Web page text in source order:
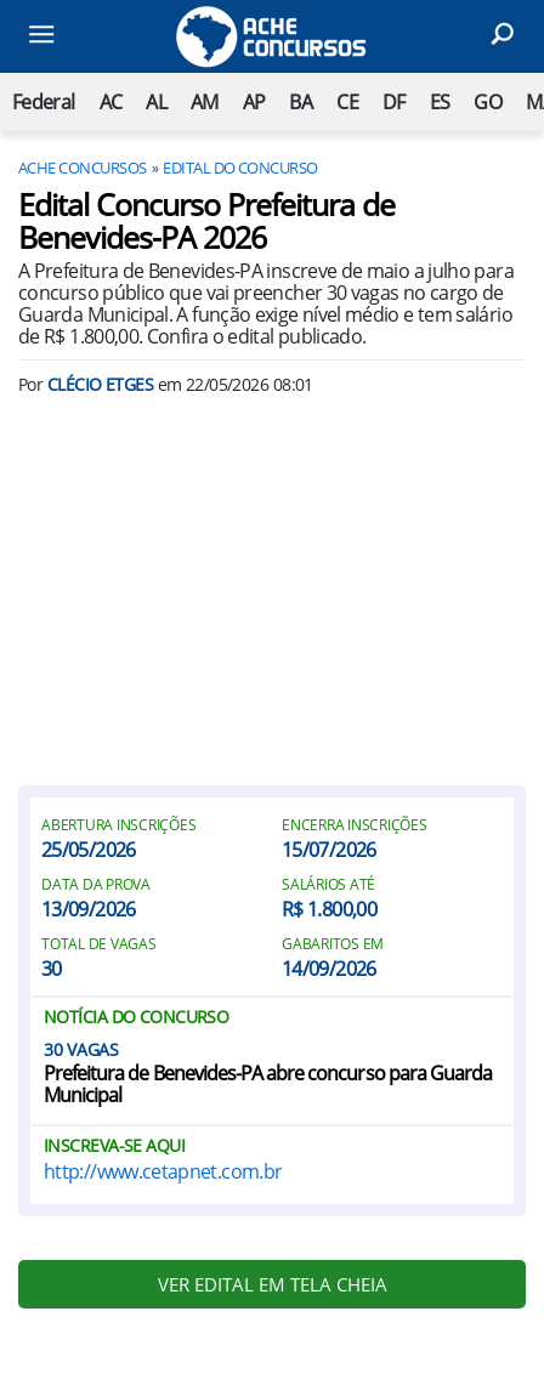
Federal AC AL AM AP BA CE DF ES GO
ACHE CONCURSOS EDITAL DO CONCURSO
Edital Concurso Prefeitura de
Benevides-PA 2026
A Prefeitura de Benevides-PA inscreve de maio a julho para
concurso público que vai preencher 30 vagas no cargo de
Guarda Municipal. A função exige nível médio e tem salário
de R$ 1.800,00. Confira o edital publicado.
PorCLÉCIO ETGESem 22/05/2026 08:01
ABERTURA INSCRIÇÕES
25/05/2026
ENCERRA INSCRIÇÕES
15/07/2026
DATA DA PROVA
13/09/2026
SALÁRIOS ATÉ
R$ 1.800,00
TOTAL DE VAGAS
30
GABARITOS EM
14/09/2026
NOTÍCIA DO CONCURSO
30
Prefeitura de Benevides-PA abre concurso para Guarda
Municipal
INSCREVA-SE AQUI
http://www.cetapnet.com.br
VER EDITAL EM TELA CHEIA